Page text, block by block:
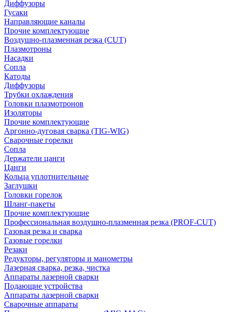
Диффузоры
Гусаки
Направляющие каналы
Прочие комплектующие
Воздушно-плазменная резка (CUT)
Плазмотроны
Насадки
Сопла
Катоды
Диффузоры
Трубки охлаждения
Головки плазмотронов
Изоляторы
Прочие комплектующие
Аргонно-дуговая сварка (TIG-WIG)
Сварочные горелки
Сопла
Держатели цанги
Цанги
Кольца уплотнительные
Заглушки
Головки горелок
Шланг-пакеты
Прочие комплектующие
Профессиональная воздушно-плазменная резка (PROF-CUT)
Газовая резка и сварка
Газовые горелки
Резаки
Редукторы, регуляторы и манометры
Лазерная сварка, резка, чистка
Аппараты лазерной сварки
Подающие устройства
Аппараты лазерной сварки
Сварочные аппараты